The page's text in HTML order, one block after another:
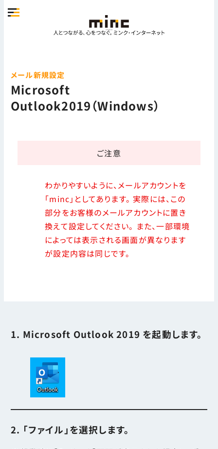
メール新規設定
Microsoft
Outlook2019（Windows）
ご注意
わかりやすいように、メールアカウントを
「minc」としてあります。 実際には、この
部分をお客様のメールアカウントに置き
換えて設定してください。 また、一部環境
によっては表示される画面が異なります
が設定内容は同じです。
1. Microsoft Outlook 2019 を起動します。
2. 「ファイル」を選択します。